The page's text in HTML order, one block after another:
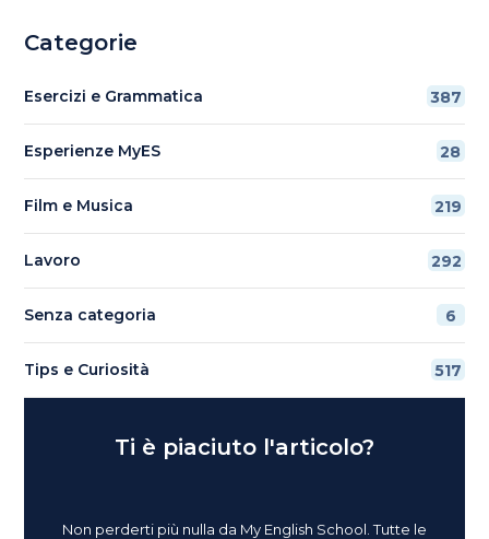
Categorie
Esercizi e Grammatica 387
Esperienze MyES 28
Film e Musica 219
Lavoro 292
Senza categoria 6
Tips e Curiosità 517
Ti è piaciuto l'articolo?
Non perderti più nulla da My English School. Tutte le